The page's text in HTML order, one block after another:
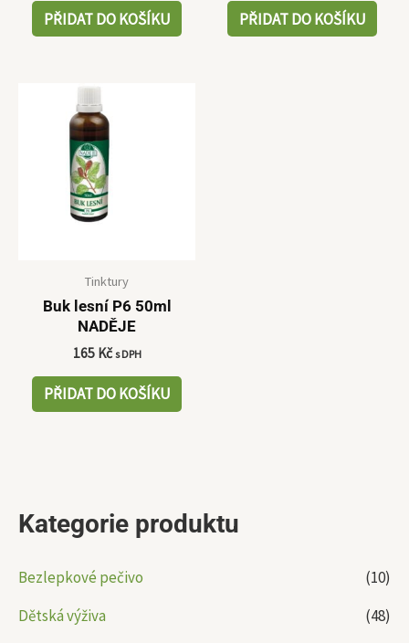
Kategorie produktu
Bezlepkové pečivo
(10)
Dětská výživa
(48)
PŘIDAT DO KOŠÍKU PŘIDAT DO KOŠÍKU
Tinktury
Buk lesní P6 50ml
NADĚJE
165 Kč s DPH
PŘIDAT DO KOŠÍKU